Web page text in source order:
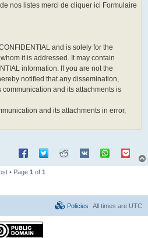
nos listes merci de cliquer ici Formulaire
and is solely for the
it is addressed. It may contain
information. If you are not the
notified that any dissemination,
and its attachments is
and its attachments in error,
• Page 1 of 1
All times are UTC
Policies